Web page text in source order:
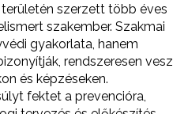
szerzett több éves
szakember. Szakmai
gyakorlata, hanem
rendszeresen vesz
és képzéseken.
fektet a prevencióra,